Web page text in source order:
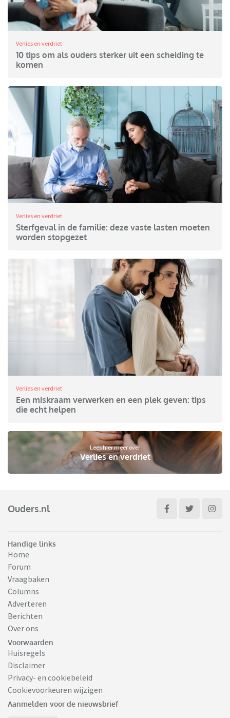
Verlies en verdriet
10 tips om als ouders sterker uit een scheiding te
komen
Verlies en verdriet
Sterfgeval in de familie: deze vaste lasten moeten
worden stopgezet
Verlies en verdriet
Een miskraam verwerken en een plek geven: tips
die echt helpen
Lees hier meer over
Verlies en verdriet
Ouders.nl
Handige links
Home
Forum
Vraagbaken
Columns
Adverteren
Berichten
Over ons
Voorwaarden
Huisregels
Disclaimer
Privacy- en cookiebeleid
Cookievoorkeuren wijzigen
Aanmelden voor de nieuwsbrief